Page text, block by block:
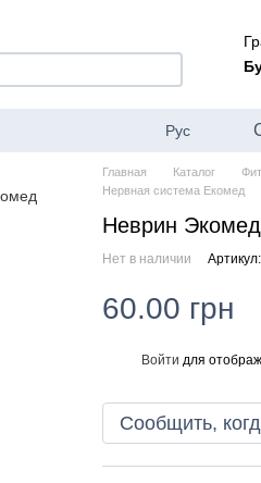
Рус
Главная Каталог
Нервная система Екомед
Неврин Экомед
Нет в наличии
60.00 грн
Войти для
Сообщить,